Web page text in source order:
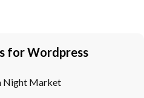
for Wordpress
Night Market